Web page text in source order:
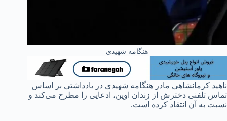
هنگامه شهیدی
ناهید کرمانشاهى مادر هنگامه شهیدی در یادداشتی بر اساس
تماس تلفنی دخترش از زندان اوین، ادعایی را مطرح می‌کند و
نسبت به آن انتقاد کرده است.